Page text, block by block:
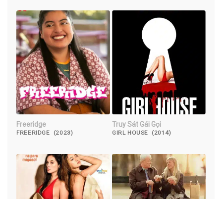
Freeridge
FREERIDGE (2023)
Truy Sát Gái Gọi
GIRL HOUSE (2014)